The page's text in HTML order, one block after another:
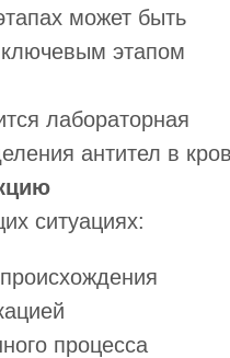
может быть
ключевым этапом
лабораторная
антител в
ситуациях:
процесса